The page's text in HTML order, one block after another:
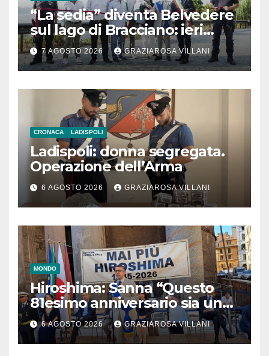
“La sedia” diventa Belvedere
sul lago di Bracciano: ieri
l’inaugurazione
7 AGOSTO 2026 GRAZIAROSA VILLANI
CRONACA LADISPOLI
Ladispoli: donna segregata.
Operazione dell’Arma
6 AGOSTO 2026 GRAZIAROSA VILLANI
MONDO
Hiroshima: Sanna “Questo
81esimo anniversario sia un
monito per tutti”
6 AGOSTO 2026 GRAZIAROSA VILLANI